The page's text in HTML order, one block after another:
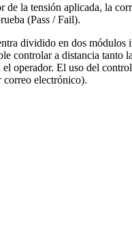
la tensión aplicada, la
(Pass / Fail).
dividido en dos
controlar a distancia
operador. El uso del
correo electrónico).